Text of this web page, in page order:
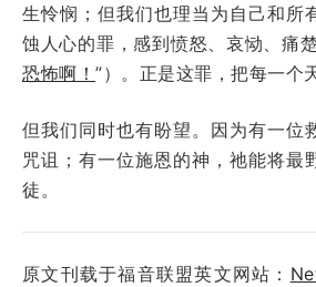
生怜悯；但我们也理当为自己和所
蚀人心的罪，感到愤怒、哀恸、痛
恐怖啊！ ”）。正是这罪，把每一个
但我们同时也有盼望。因为有一位
咒诅；有一位施恩的神，祂能将最
徒。
原文刊载于福音联盟英文网站：